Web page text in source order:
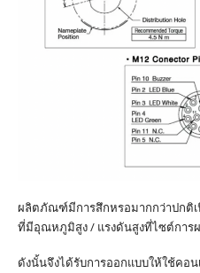
ผลิตภัณฑ์มีการสึกหรอมากกว่าปกติเ
ที่มีอุณหภูมิสูง / แรงดันสูงที่ไซต์การ
ดังนั้นจึงได้รับการออกแบบให้ใช้คอน